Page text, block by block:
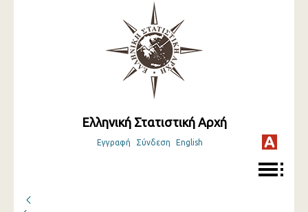
Ελληνική Στατιστική Αρχή
Εγγραφή Σύνδεση English